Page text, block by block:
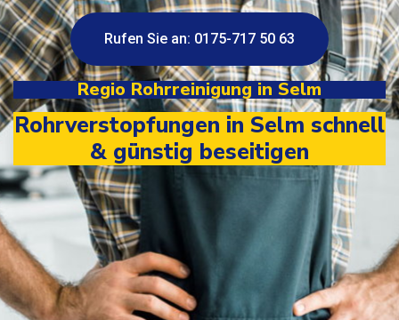
Rufen Sie an: 0175-717 50 63
Regio Rohrreinigung in Selm
Rohrverstopfungen in Selm schnell
& günstig beseitigen